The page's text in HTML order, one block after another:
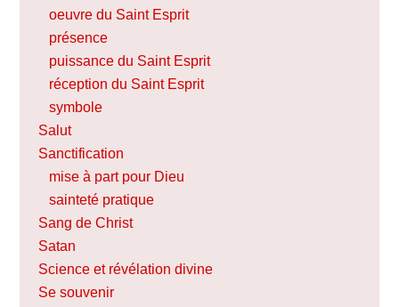
oeuvre du Saint Esprit
présence
puissance du Saint Esprit
réception du Saint Esprit
symbole
Salut
Sanctification
mise à part pour Dieu
sainteté pratique
Sang de Christ
Satan
Science et révélation divine
Se souvenir